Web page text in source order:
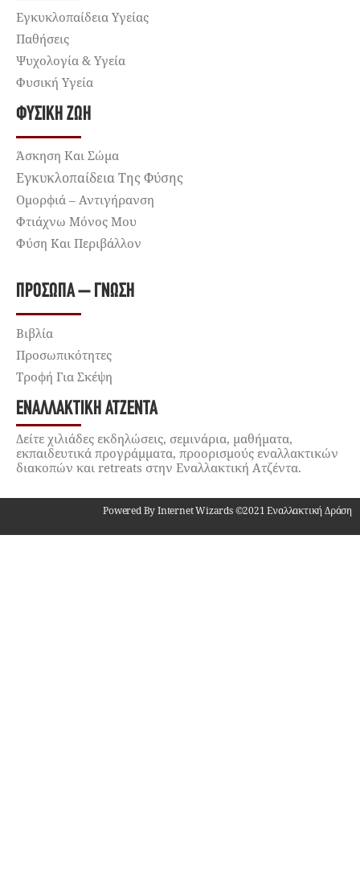
Εγκυκλοπαίδεια Υγείας
Παθήσεις
Ψυχολογία & Υγεία
Φυσική Υγεία
ΦΥΣΙΚΉ ΖΩΉ
Άσκηση Και Σώμα
Εγκυκλοπαίδεια Της Φύσης
Ομορφιά – Αντιγήρανση
Φτιάχνω Μόνος Μου
Φύση Και Περιβάλλον
ΠΡΌΣΩΠΑ – ΓΝΏΣΗ
Βιβλία
Προσωπικότητες
Τροφή Για Σκέψη
ΕΝΑΛΛΑΚΤΙΚΉ ΑΤΖΈΝΤΑ
Δείτε χιλιάδες εκδηλώσεις, σεμινάρια, μαθήματα,
εκπαιδευτικά προγράμματα, προορισμούς εναλλακτικών
διακοπών και retreats στην Εναλλακτική Ατζέντα.
Powered By Internet Wizards ©2021 Εναλλακτική Δράση